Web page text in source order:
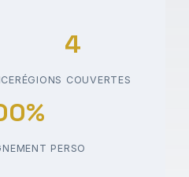
4
RÉGIONS COUVERTES
PERSO